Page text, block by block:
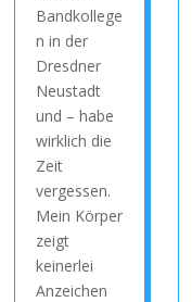
Bandkollege
n in der
Dresdner
Neustadt
und – habe
wirklich die
Zeit
vergessen.
Mein Körper
zeigt
keinerlei
Anzeichen